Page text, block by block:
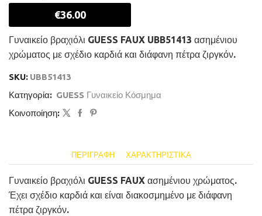
€36.00
Γυναικείο βραχιόλι GUESS FAUX UBB51413 ασημένιου
χρώματος με σχέδιο καρδιά και διάφανη πέτρα ζιργκόν.
SKU: UBB51413
Κατηγορία: GUESS Γυναικείο Κόσμημα
Κοινοποίηση:
ΠΕΡΙΓΡΑΦΉ ΧΑΡΑΚΤΗΡΙΣΤΙΚΆ
Γυναικείο βραχιόλι GUESS FAUX ασημένιου χρώματος.
Έχει σχέδιο καρδιά και είναι διακοσμημένο με διάφανη
πέτρα ζιργκόν.